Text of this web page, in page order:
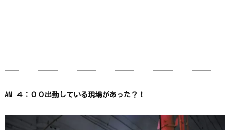
AM ４：００出勤している現場があった？！